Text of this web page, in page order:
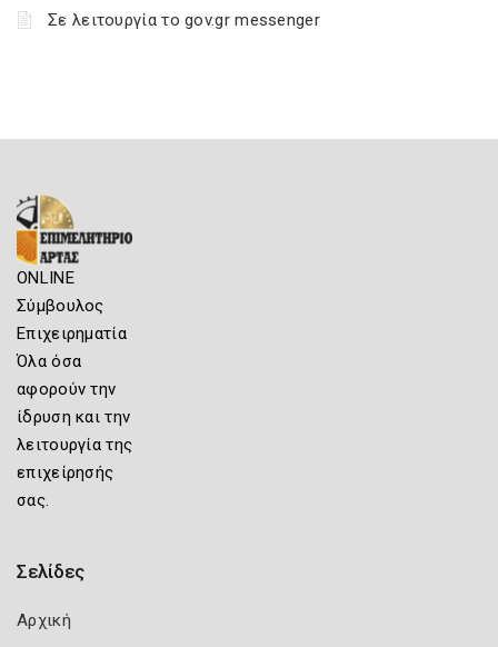
Σε λειτουργία το gov.gr messenger
ONLINE
Σύμβουλος
Επιχειρηματία
Όλα όσα
αφορούν την
ίδρυση και την
λειτουργία της
επιχείρησής
σας.
Σελίδες
Αρχική